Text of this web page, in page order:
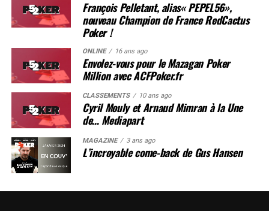
François Pelletant, alias« PEPEL56»,
nouveau Champion de France RedCactus
Poker !
ONLINE 16 ans ago
Envolez-vous pour le Mazagan Poker
Million avec ACFPoker.fr
CLASSEMENTS 10 ans ago
Cyril Mouly et Arnaud Mimran à la Une
de… Mediapart
MAGAZINE 3 ans ago
L’incroyable come-back de Gus Hansen